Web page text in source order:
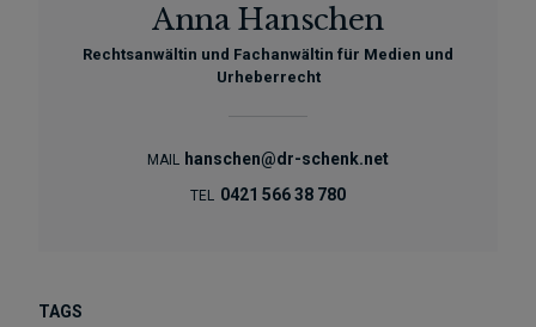
Anna Hanschen
Rechtsanwältin und Fachanwältin für Medien und
Urheberrecht
MAIL hanschen@dr-schenk.net
TEL 0421 566 38 780
TAGS